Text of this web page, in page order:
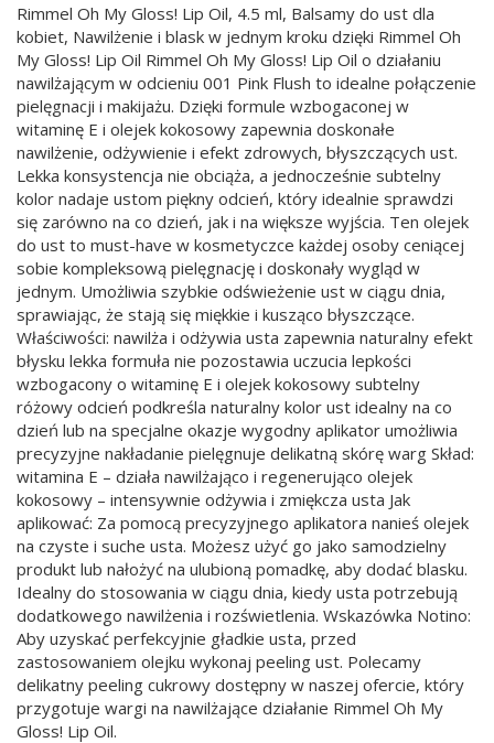
Rimmel Oh My Gloss! Lip Oil, 4.5 ml, Balsamy do ust dla
kobiet, Nawilżenie i blask w jednym kroku dzięki Rimmel Oh
My Gloss! Lip Oil Rimmel Oh My Gloss! Lip Oil o działaniu
nawilżającym w odcieniu 001 Pink Flush to idealne połączenie
pielęgnacji i makijażu. Dzięki formule wzbogaconej w
witaminę E i olejek kokosowy zapewnia doskonałe
nawilżenie, odżywienie i efekt zdrowych, błyszczących ust.
Lekka konsystencja nie obciąża, a jednocześnie subtelny
kolor nadaje ustom piękny odcień, który idealnie sprawdzi
się zarówno na co dzień, jak i na większe wyjścia. Ten olejek
do ust to must-have w kosmetyczce każdej osoby ceniącej
sobie kompleksową pielęgnację i doskonały wygląd w
jednym. Umożliwia szybkie odświeżenie ust w ciągu dnia,
sprawiając, że stają się miękkie i kusząco błyszczące.
Właściwości: nawilża i odżywia usta zapewnia naturalny efekt
błysku lekka formuła nie pozostawia uczucia lepkości
wzbogacony o witaminę E i olejek kokosowy subtelny
różowy odcień podkreśla naturalny kolor ust idealny na co
dzień lub na specjalne okazje wygodny aplikator umożliwia
precyzyjne nakładanie pielęgnuje delikatną skórę warg Skład:
witamina E – działa nawilżająco i regenerująco olejek
kokosowy – intensywnie odżywia i zmiękcza usta Jak
aplikować: Za pomocą precyzyjnego aplikatora nanieś olejek
na czyste i suche usta. Możesz użyć go jako samodzielny
produkt lub nałożyć na ulubioną pomadkę, aby dodać blasku.
Idealny do stosowania w ciągu dnia, kiedy usta potrzebują
dodatkowego nawilżenia i rozświetlenia. Wskazówka Notino:
Aby uzyskać perfekcyjnie gładkie usta, przed
zastosowaniem olejku wykonaj peeling ust. Polecamy
delikatny peeling cukrowy dostępny w naszej ofercie, który
przygotuje wargi na nawilżające działanie Rimmel Oh My
Gloss! Lip Oil.